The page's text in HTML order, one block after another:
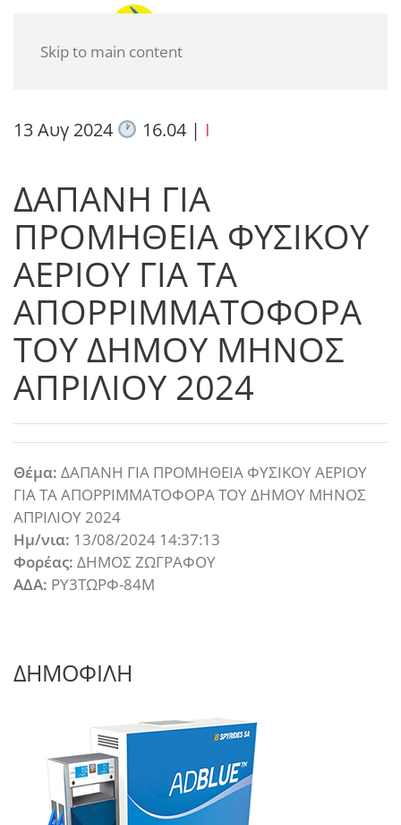
Skip to main content
13 Αυγ 2024 16.04| I
ΔΑΠΑΝΗ ΓΙΑ
ΠΡΟΜΗΘΕΙΑ ΦΥΣΙΚΟΥ
ΑΕΡΙΟΥ ΓΙΑ ΤΑ
ΑΠΟΡΡΙΜΜΑΤΟΦΟΡΑ
ΤΟΥ ΔΗΜΟΥ ΜΗΝΟΣ
ΑΠΡΙΛΙΟΥ 2024
Θέμα: ΔΑΠΑΝΗ ΓΙΑ ΠΡΟΜΗΘΕΙΑ ΦΥΣΙΚΟΥ ΑΕΡΙΟΥ
ΓΙΑ ΤΑ ΑΠΟΡΡΙΜΜΑΤΟΦΟΡΑ ΤΟΥ ΔΗΜΟΥ ΜΗΝΟΣ
ΑΠΡΙΛΙΟΥ 2024
Ημ/νια: 13/08/2024 14:37:13
Φορέας: ΔΗΜΟΣ ΖΩΓΡΑΦΟΥ
ΑΔΑ: ΡΥ3ΤΩΡΦ-84Μ
ΔΗΜΟΦΙΛΗ